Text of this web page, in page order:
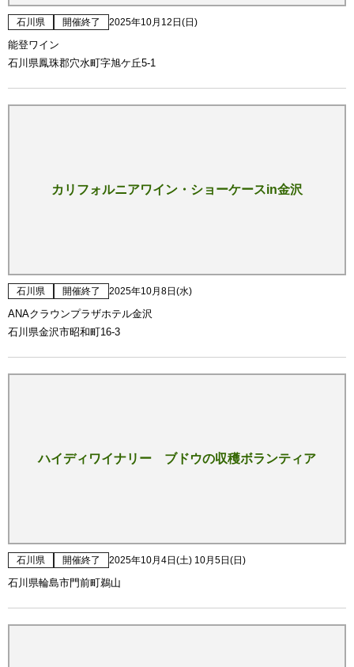
石川県 開催終了 2025年10月12日(日)
能登ワイン
石川県鳳珠郡穴水町字旭ケ丘5-1
カリフォルニアワイン・ショーケースin金沢
石川県 開催終了 2025年10月8日(水)
ANAクラウンプラザホテル金沢
石川県金沢市昭和町16-3
ハイディワイナリー ブドウの収穫ボランティア
石川県 開催終了 2025年10月4日(土) 10月5日(日)
石川県輪島市門前町鵜山